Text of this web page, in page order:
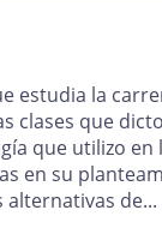
estudia la
clases que
que utilizo en
en su
de...